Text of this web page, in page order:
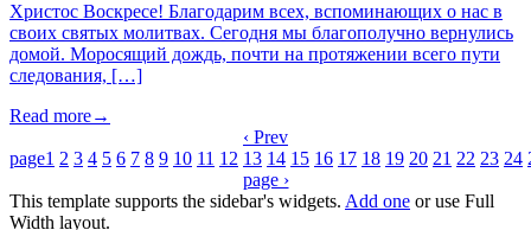
Христос Воскресе! Благодарим всех, вспоминающих о нас в
своих святых молитвах. Сегодня мы благополучно вернулись
домой. Моросящий дождь, почти на протяжении всего пути
следования, […]
Read more→
‹ Prev
page1 2 3 4 5 6 7 8 9 10 11 12 13 14 15 16 17 18 19 20 21 22 23 24
page ›
This template supports the sidebar's widgets. Add one or use Full
Width layout.